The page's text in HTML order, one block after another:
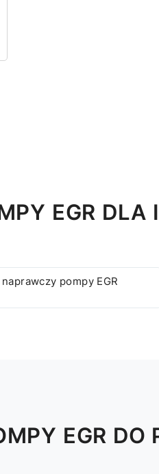
EGR DLA
pompy EGR
EGR